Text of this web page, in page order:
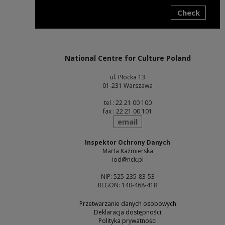
Check
National Centre for Culture Poland
ul. Płocka 13
01-231 Warszawa
tel : 22 21 00 100
fax : 22 21 00 101
send
email
Inspektor Ochrony Danych
Marta Kaźmierska
iod@nck.pl
NIP: 525-235-83-53
REGON: 140-468-418
Przetwarzanie danych osobowych
Deklaracja dostępności
Polityka prywatności